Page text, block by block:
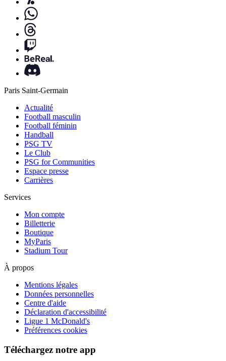
Paris Saint-Germain
Actualité
Football masculin
Football féminin
Handball
PSG TV
Le Club
PSG for Communities
Espace presse
Carrières
Services
Mon compte
Billetterie
Boutique
MyParis
Stadium Tour
À propos
Mentions légales
Données personnelles
Centre d'aide
Déclaration d'accessibilité
Ligue 1 McDonald's
Préférences cookies
Téléchargez notre app